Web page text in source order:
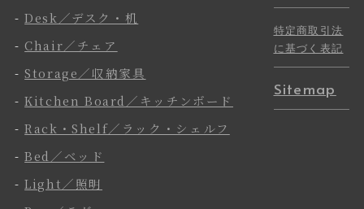
-Desk／デスク・机
- Chair／チェア
-Storage／収納家具
-Kitchen Board／キッチンボード
-Rack・Shelf／ラック・シェルフ
-Bed／ベッド
-Light／照明
特定商取引法
に基づく表記
Sitemap